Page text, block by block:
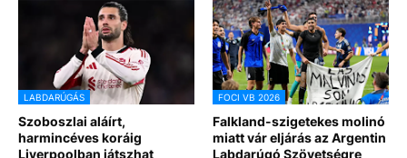
LABDARÚGÁS
Szoboszlai aláírt,
harmincéves koráig
Liverpoolban játszhat
FOCI VB 2026
Falkland-szigetekes molinó
miatt vár eljárás az Argentin
Labdarúgó Szövetségre